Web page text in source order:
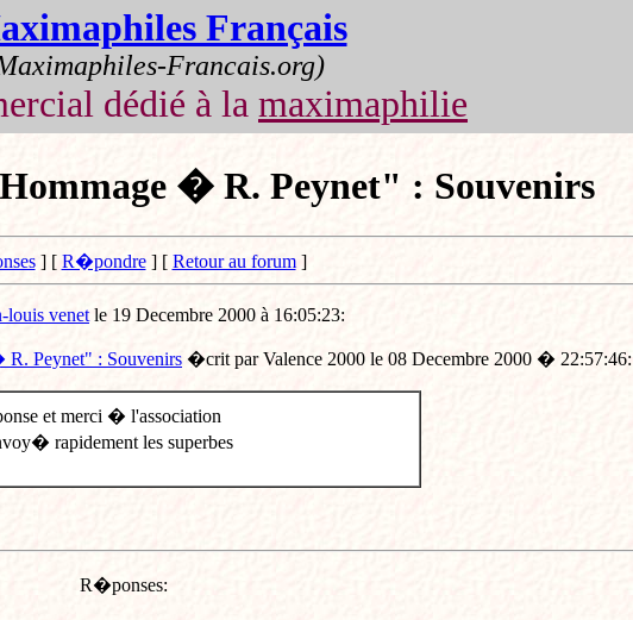
Français
Francais.org)
dédié à la maximaphilie
� R. Peynet" : Souvenirs
] [ R�pondre] [ Retour au forum]
louis venetle 19 Decembre 2000 à 16:05:23:
Peynet" : Souvenirs �crit par Valence 2000 le 08 Decembre 2000 � 22:57:46:
et merci � l'association
rapidement les superbes
R�ponses: